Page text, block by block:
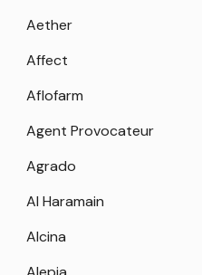
Aether
Affect
Aflofarm
Agent Provocateur
Agrado
Al Haramain
Alcina